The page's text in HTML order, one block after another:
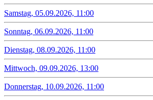
Samstag, 05.09.2026, 11:00
Sonntag, 06.09.2026, 11:00
Dienstag, 08.09.2026, 11:00
Mittwoch, 09.09.2026, 13:00
Donnerstag, 10.09.2026, 11:00